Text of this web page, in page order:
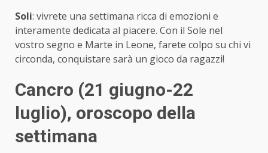
Soli: vivrete una settimana ricca di emozioni e
interamente dedicata al piacere. Con il Sole nel
vostro segno e Marte in Leone, farete colpo su chi vi
circonda, conquistare sarà un gioco da ragazzi!
Cancro (21 giugno-22
luglio), oroscopo della
settimana